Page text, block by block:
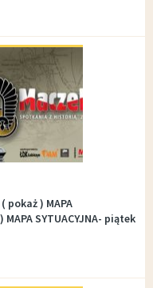
( pokaż ) MAPA
MAPA SYTUACYJNA- piątek